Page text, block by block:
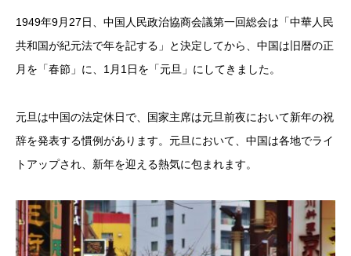
1949年9月27日、中国人民政治協商会議第一回総会は「中華人民
共和国が紀元法で年を記する」と決定してから、中国は旧暦の正
月を「春節」に、1月1日を「元旦」にしてきました。
元旦は中国の法定休日で、国家主席は元旦前夜において新年の祝
辞を発表する慣例があります。元旦において、中国は各地でライ
トアップされ、新年を迎える熱気に包まれます。